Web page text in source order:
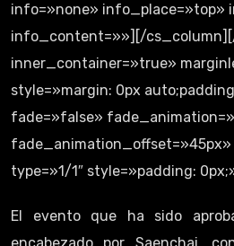
info=»none» info_place=»top»
info_content=»»][/
inner_container=»true»
style=»margin: 0px
fade=»false»
type=»1/1″ style=»padding:
El evento que ha sido